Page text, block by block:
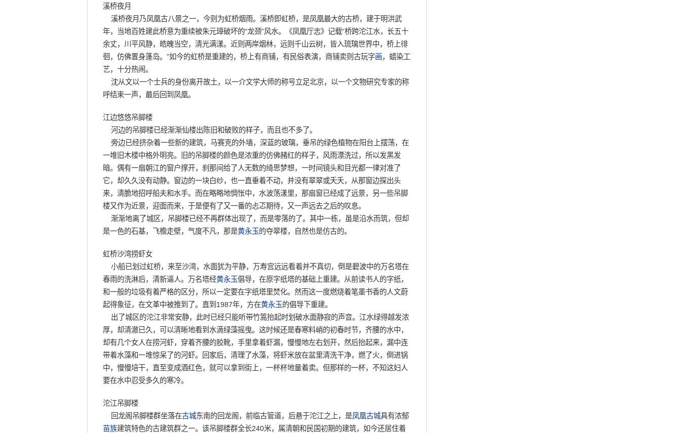
溪桥夜月
溪桥夜月乃凤凰古八景之一，今则为虹桥烟雨。溪桥即虹桥，是凤凰最大的古桥，建于明洪武
年，当地百姓建此桥意为重续被朱元璋破坏的“龙颈”风水。《凤凰厅志》记载“桥跨沱江水，长五十
余丈，川平风静，皓魄当空，清光满漾。近则两岸烟林，远则千山云树，皆入琉璃世界中，桥上徘
徊，仿佛置身蓬岛。”如今的虹桥是重建的，桥上有商铺，有民俗表演，商铺卖则古玩字画，蜡染工
艺，十分热闹。
沈从文以一个士兵的身份离开故土，以一介文学大师的称号立足北京，以一个文物研究专家的称
呼结束一声，最后回到凤凰。
江边悠悠吊脚楼
河边的吊脚楼已经渐渐仙楼出陈旧和破败的样子，而且也不多了。
旁边已经挤杂着一些新的建筑，马赛克的外墙，深蓝的玻璃，垂吊的绿色植物在阳台上摆荡，在
一堆旧木楼中格外明亮。旧的吊脚楼的颜色是浓重的仿佛赭红的样子，风雨漂洗过，所以发黑发
暗。偶有一扇朝江的窗户撑开，刹那间给了人无数的绮思梦想，一时间镜头和目光都一律对准了
它，却久久没有动静。窗边的一块白纱，也一直垂着不动，并没有翠翠或夭夭，从那窗边探出头
来，清脆地招呼船夫和水手。而在略略地惆怅中，水波荡漾里，那扇窗已经成了远景，另一些吊脚
楼又作为近景，迎面而来，于是便有了又一番的忐忑期待，又一声远去之后的叹息。
渐渐地离了城区，吊脚楼已经不再群体出现了，而是零落的了。其中一栋，虽是沿水而筑，但却
是一色的石基，飞檐走壁，气度不凡，那是黄永玉的夺翠楼，自然也是仿古的。
虹桥沙湾捞虾女
小船已划过虹桥，来至沙湾，水面犹为平静，万寿宫远远看着并不真切，倒是碧波中的万名塔在
春雨的洗淋后，清新逼人。万名塔经黄永玉倡导，在原字纸塔的基础上重建。从前读书人的字纸，
和一般的垃圾有着严格的区分，所以一定要在字纸塔里焚化。然而这一度燃烧着笔墨书香的人文蔚
起得象征，在文革中被推到了。直到1987年，方在黄永玉的倡导下重建。
出了城区的沱江非常安静，此时已经只能听带竹篙抬起时划破水面静寂的声音。江水绿得越发浓
厚，却清澈已久，可以清晰地看到水滴绿藻摇曳。这时候还是春寒料峭的初春时节，齐腰的水中，
却有几个女人在捞河虾，穿着齐腰的胶靴，手里拿着虾漏，慢慢地左右划开，然后抬起来，漏中连
带着水藻和一堆惊呆了的河虾。回家后，清理了水藻，将虾米放在盆里清洗干净，燃了火，倒进锅
中，慢慢培干，直至变成酒红色，就可以拿到街上，一杯杯地量着卖。但那样的一杯，不知这妇人
要在水中忍受多久的寒冷。
沱江吊脚楼
回龙阁吊脚楼群坐落在古城东南的回龙阁，前临古管道，后悬于沱江之上，是凤凰古城具有浓郁
苗族建筑特色的古建筑群之一。该吊脚楼群全长240米，属清朝和民国初期的建筑，如今还居住着